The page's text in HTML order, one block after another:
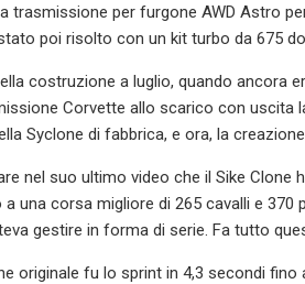
trasmissione per furgone AWD Astro
poi risolto con un kit turbo da 675
costruzione a luglio, quando ancora
Corvette allo scarico con uscita
Syclone di fabbrica, e ora, la
nel suo ultimo video che il Sike
una corsa migliore di 265 cavalli e
gestire in forma di serie. Fa tutto
originale fu lo sprint in 4,3 secondi